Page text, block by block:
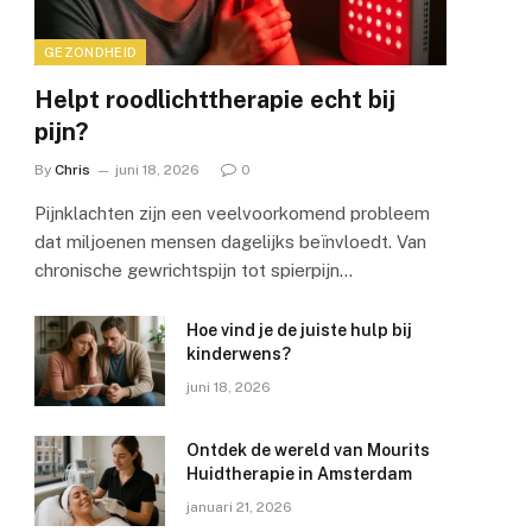
GEZONDHEID
Helpt roodlichttherapie echt bij
pijn?
By Chris juni 18, 2026 0
Pijnklachten zijn een veelvoorkomend probleem
dat miljoenen mensen dagelijks beïnvloedt. Van
chronische gewrichtspijn tot spierpijn…
Hoe vind je de juiste hulp bij
kinderwens?
juni 18, 2026
Ontdek de wereld van Mourits
Huidtherapie in Amsterdam
januari 21, 2026